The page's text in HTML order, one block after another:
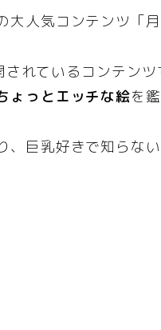
人気コンテンツ「月
れているコンテンツ
ょっとエッチな絵を
、巨乳好きで知らな